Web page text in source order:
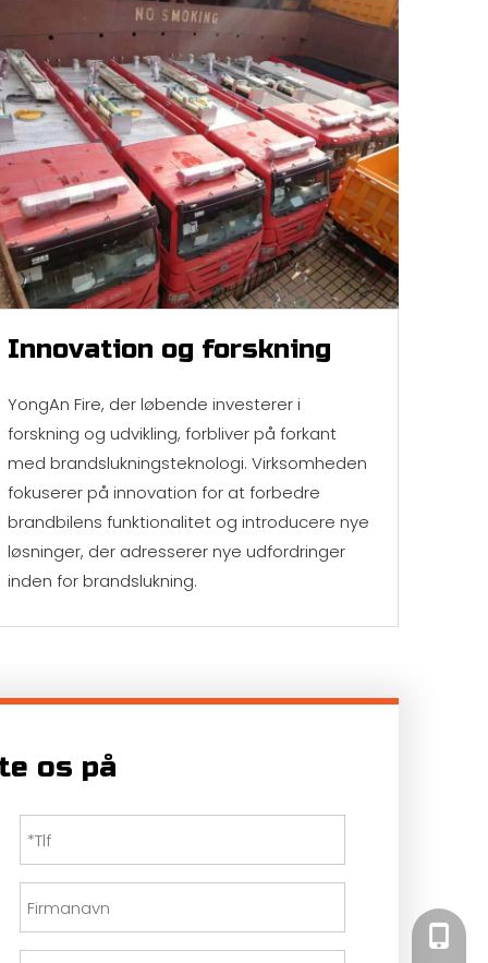
Innovation og forskning
YongAn Fire, der løbende investerer i
forskning og udvikling, forbliver på forkant
med brandslukningsteknologi. Virksomheden
fokuserer på innovation for at forbedre
brandbilens funktionalitet og introducere nye
løsninger, der adresserer nye udfordringer
inden for brandslukning.
os på
+86